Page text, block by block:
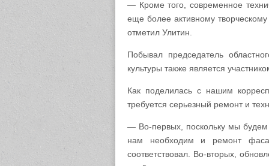
— Кроме того, современное
еще более активному
отметил Улитин.
Побывал председатель
культуры также является
Как поделилась с нашим
требуется серьезный ремонт и
— Во-первых, поскольку мы будем
нам необходим и ремонт
соответствовал. Во-вторых,